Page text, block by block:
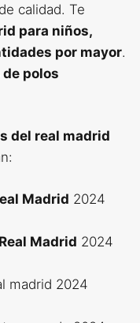
calidad. Te
para niños,
por mayor.
polos
del real madrid
Madrid 2024
Madrid 2024
madrid 2024